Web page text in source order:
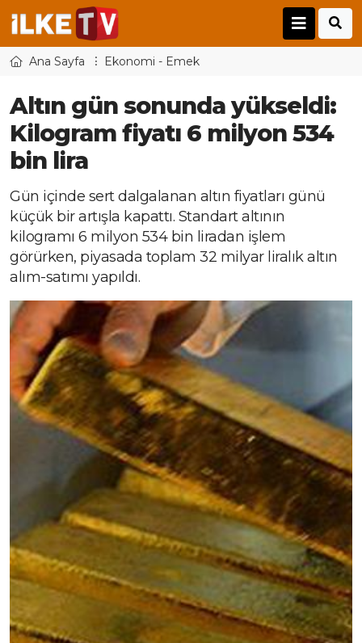
Ana Sayfa Ekonomi - Emek
Altın gün sonunda yükseldi:
Kilogram fiyatı 6 milyon 534
bin lira
Gün içinde sert dalgalanan altın fiyatları günü
küçük bir artışla kapattı. Standart altının
kilogramı 6 milyon 534 bin liradan işlem
görürken, piyasada toplam 32 milyar liralık altın
alım-satımı yapıldı.